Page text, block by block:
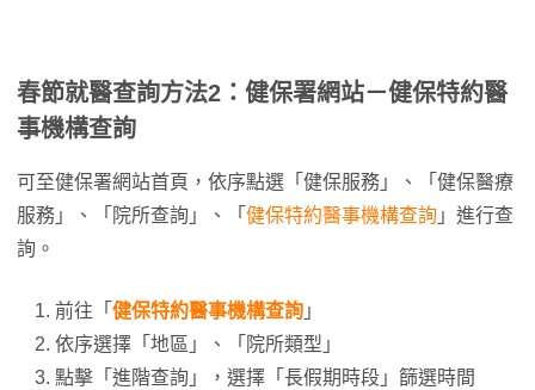
春節就醫查詢方法2：健保署網站－健保特約醫
事機構查詢
可至健保署網站首頁，依序點選「健保服務」、「健保醫療
服務」、「院所查詢」、「 健保特約醫事機構查詢 」進行查
詢。
前往「 健保特約醫事機構查詢 」
依序選擇「地區」、「院所類型」
點擊「進階查詢」，選擇「長假期時段」篩選時間